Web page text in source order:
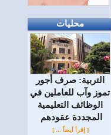
محليات
التربية: صرف أجور
تموز وآب للعاملين في
الوظائف ‏التعليمية
المجددة عقودهم ‏
[ إقرأ أيضاً ... ]